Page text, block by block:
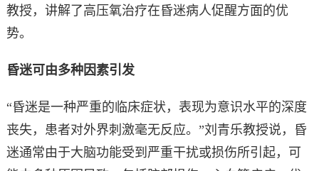
教授，讲解了高压氧治疗在昏迷病人促醒方面的优
势。
昏迷可由多种因素引发
“昏迷是一种严重的临床症状，表现为意识水平的深度
丧失，患者对外界刺激毫无反应。”刘青乐教授说，昏
迷通常由于大脑功能受到严重干扰或损伤所引起，可